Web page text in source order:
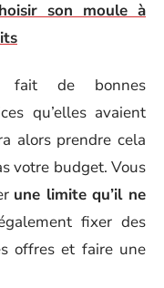
son moule à
fait de bonnes
qu’elles avaient
alors prendre cela
votre budget. Vous
une limite qu’il ne
fixer des
offres et faire une